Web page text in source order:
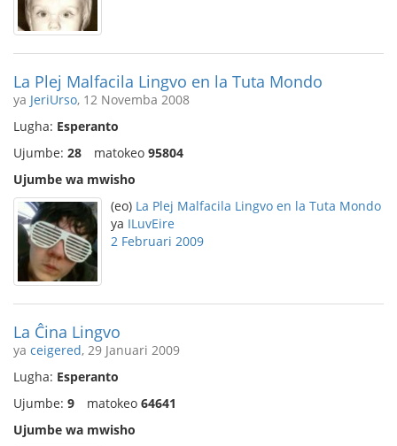
La Plej Malfacila Lingvo en la Tuta Mondo
ya JeriUrso, 12 Novemba 2008
Lugha: Esperanto
Ujumbe: 28 matokeo 95804
Ujumbe wa mwisho
(eo) La Plej Malfacila Lingvo en la Tuta Mondo
ya ILuvEire
2 Februari 2009
La Ĉina Lingvo
ya ceigered, 29 Januari 2009
Lugha: Esperanto
Ujumbe: 9 matokeo 64641
Ujumbe wa mwisho